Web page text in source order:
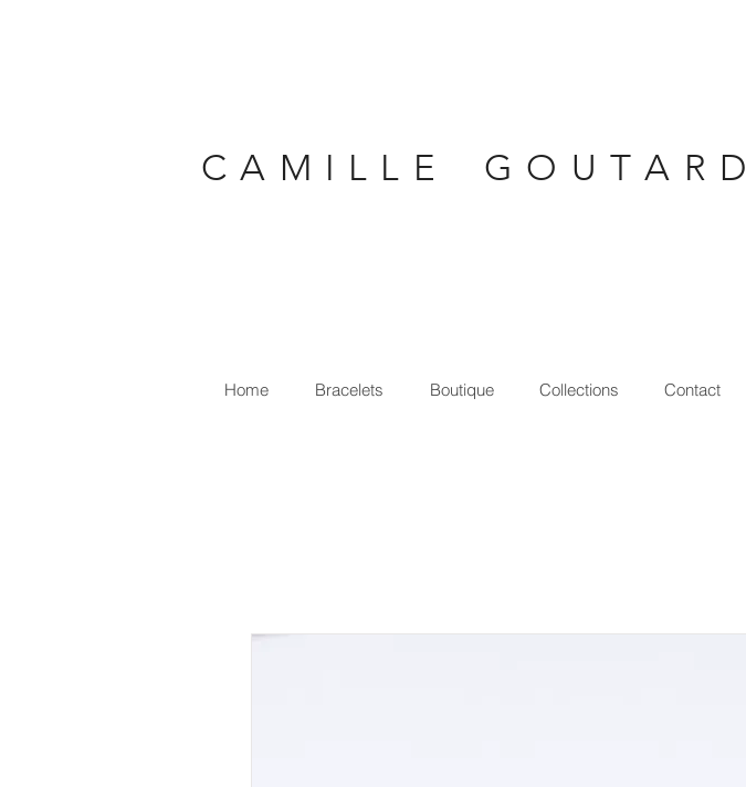
C A M I L L E G O U T A R D
Home Bracelets Boutique Collections Contact